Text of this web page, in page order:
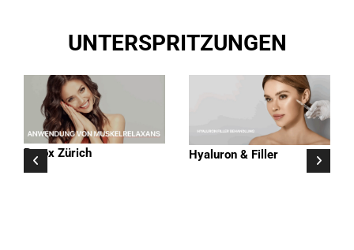
UNTERSPRITZUNGEN
Botox Zürich Hyaluron & Filler